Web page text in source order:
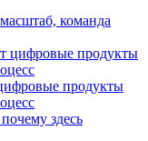
команда
продукты